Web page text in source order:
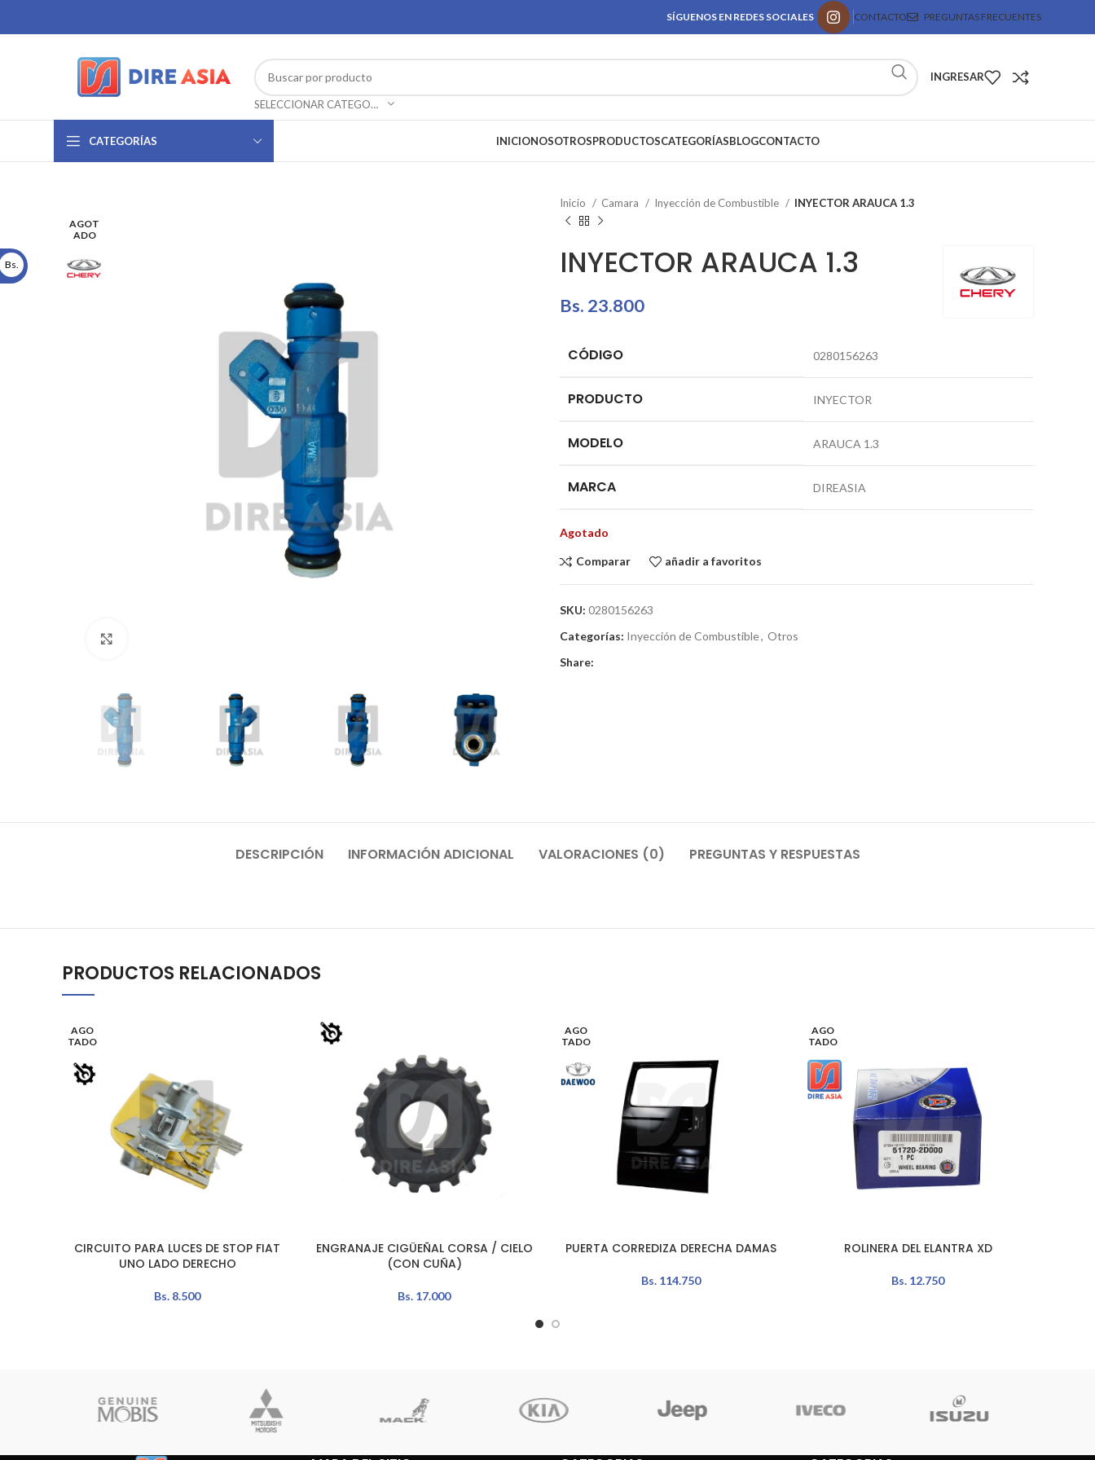
SÍGUENOS EN REDES SOCIALES CONTACTO PREGUNTAS FRECUENTES
SELECCIONAR CATEGORÍA
INGRESAR
CATEGORÍAS INICIONOSOTROSPRODUCTOSCATEGORÍASBLOGCONTACTO
AGOT
ADO
Inicio Camara Inyección de Combustible INYECTOR ARAUCA 1.3
INYECTOR ARAUCA 1.3
Bs. 23.800
CÓDIGO 0280156263
PRODUCTO INYECTOR
MODELO ARAUCA 1.3
MARCA DIREASIA
Agotado
Comparar añadir a favoritos
SKU: 0280156263
Categorías: Inyección de Combustible, Otros
Share:
DESCRIPCIÓN INFORMACIÓN ADICIONAL VALORACIONES (0) PREGUNTAS Y RESPUESTAS
PRODUCTOS RELACIONADOS
AGO
TADO
LEER MÁS
CIRCUITO PARA LUCES DE STOP FIAT
UNO LADO DERECHO
Bs. 8.500
AÑADIR AL CARRITO
ENGRANAJE CIGÜEÑAL CORSA / CIELO
(CON CUÑA)
Bs. 17.000
AGO
TADO
LEER MÁS
PUERTA CORREDIZA DERECHA DAMAS
Bs. 114.750
AGO
TADO
LEER MÁSROLINERA DEL ELANTRA XD
Bs. 12.750
Bs.